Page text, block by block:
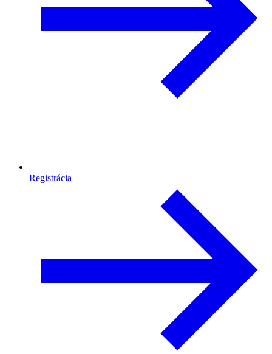
Registrácia